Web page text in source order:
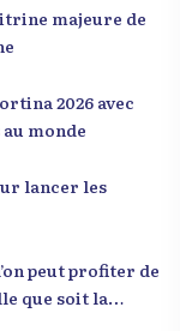
toute forme
insisté sur
avec la
la jeunesse
responsabilité.
que la jeunesse
de
modifier
majeure de
2026 avec
monde
lancer les
peut profiter de
que soit la